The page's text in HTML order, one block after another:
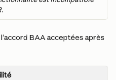
BAA acceptées après